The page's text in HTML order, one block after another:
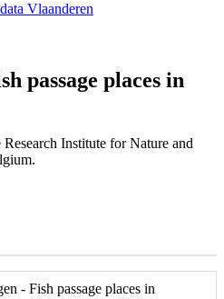
Vlaanderen
passage places in
Institute for Nature and
- Fish passage places in